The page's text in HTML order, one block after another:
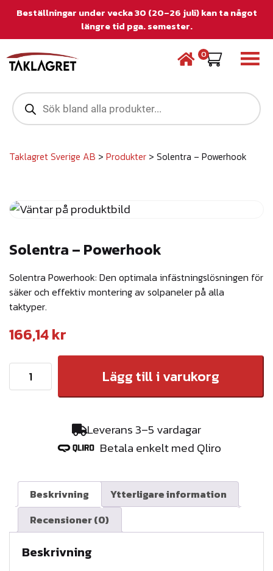
Beställningar under vecka 30 (20–26 juli) kan ta något
längre tid pga. semester.
0
P
r
o
c
e
a
h
Taklagret Sverige AB > Produkter > Solentra – Powerhook
Solentra – Powerhook
Solentra Powerhook: Den optimala infästningslösningen för
säker och effektiv montering av solpaneler på alla
taktyper.
166,14kr
o
Lägg till i varukorg
Leverans 3–5 vardagar
Betala enkelt med Qliro
Beskrivning
Ytterligare information
Recensioner (0)
Beskrivning